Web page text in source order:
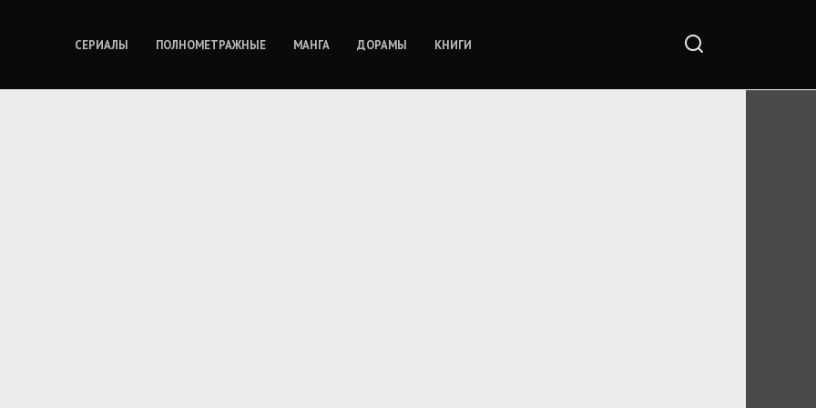
СЕРИАЛЫ ПОЛНОМЕТРАЖНЫЕ МАНГА ДОРАМЫ КНИГИ